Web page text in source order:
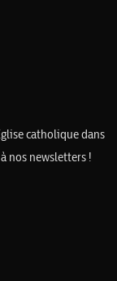
catholique dans
nos newsletters !